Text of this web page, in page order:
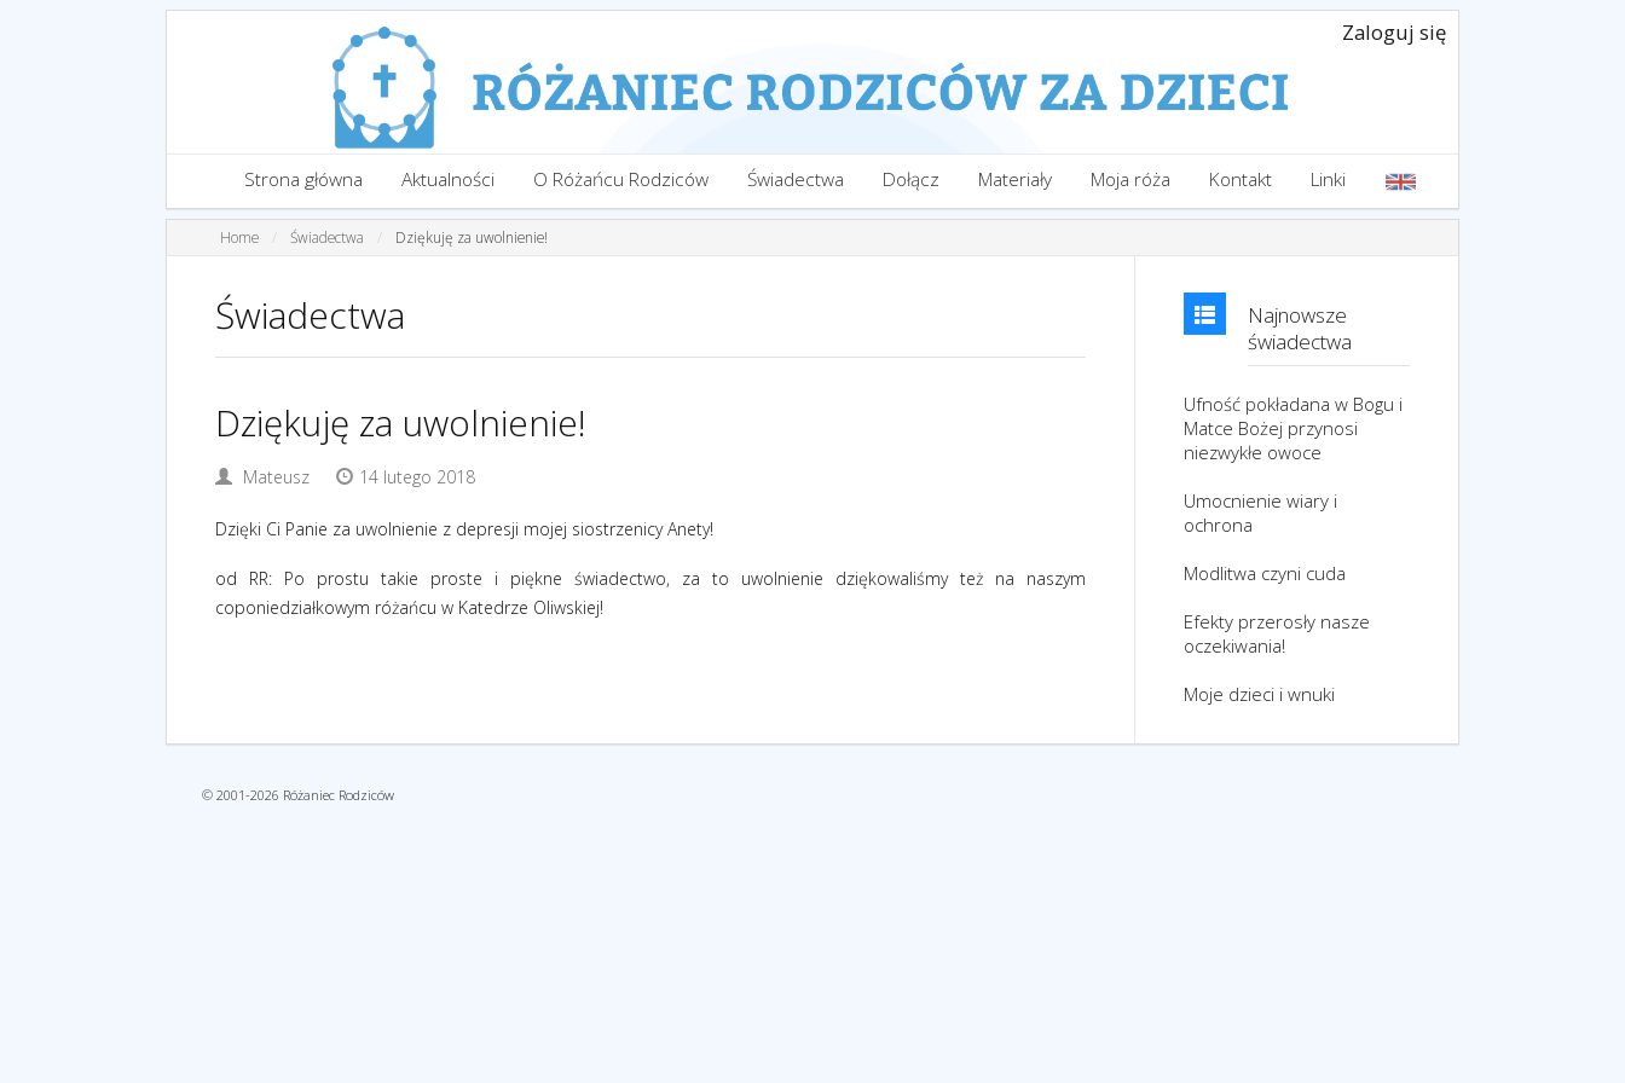
Zaloguj się
Strona główna Aktualności O Różańcu Rodziców Świadectwa Dołącz Materiały Moja róża Kontakt Linki
Home Świadectwa Dziękuję za uwolnienie!
Świadectwa
Dziękuję za uwolnienie!
Mateusz 14 lutego 2018
Dzięki Ci Panie za uwolnienie z depresji mojej siostrzenicy Anety!
od RR: Po prostu takie proste i piękne świadectwo, za to uwolnienie dziękowaliśmy też na naszym
coponiedziałkowym różańcu w Katedrze Oliwskiej!
Najnowsze
świadectwa
Ufność pokładana w Bogu i
Matce Bożej przynosi
niezwykłe owoce
Umocnienie wiary i
ochrona
Modlitwa czyni cuda
Efekty przerosły nasze
oczekiwania!
Moje dzieci i wnuki
© 2001-2026 Różaniec Rodziców